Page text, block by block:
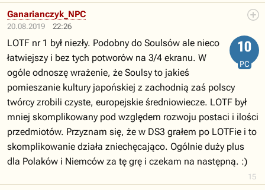
20.08.2019 22:26
15
Ganarianczyk_NPC
10
PC
LOTF nr 1 był niezły. Podobny do Soulsów ale nieco
łatwiejszy i bez tych potworów na 3/4 ekranu. W
ogóle odnoszę wrażenie, że Soulsy to jakieś
pomieszanie kultury japońskiej z zachodnią zaś polscy
twórcy zrobili czyste, europejskie średniowiecze. LOTF był
mniej skomplikowany pod względem rozwoju postaci i ilości
przedmiotów. Przyznam się, że w DS3 grałem po LOTFie i to
skomplikowanie działa zniechęcająco. Ogólnie duży plus
dla Polaków i Niemców za tę grę i czekam na następną. :)